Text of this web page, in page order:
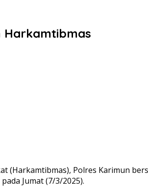
Harkamtibmas
(Harkamtibmas), Polres Karimun
Jumat (7/3/2025).